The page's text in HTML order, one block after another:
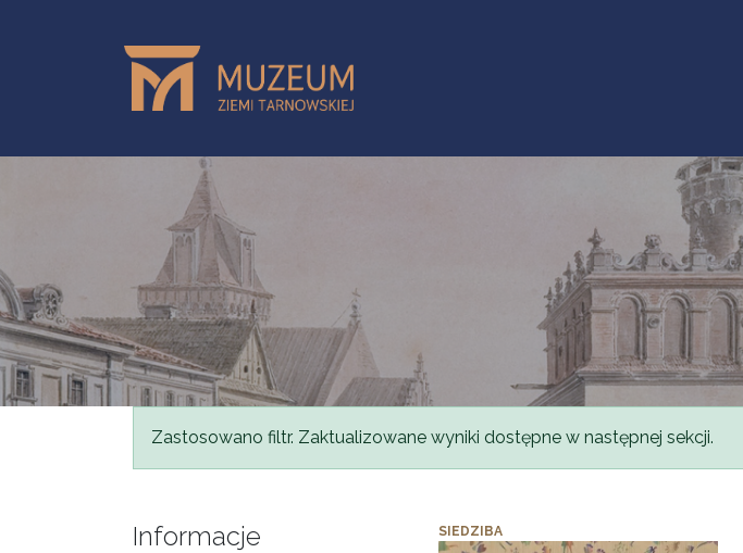
Komunikat
Zastosowano filtr. Zaktualizowane wyniki dostępne w następnej sekcji.
Informacje SIEDZIBA